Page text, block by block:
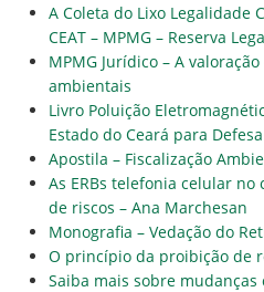
A Coleta do Lixo Legalidade
CEAT – MPMG – Reserva
MPMG Jurídico – A
ambientais
Livro Poluição
Estado do Ceará para
Apostila – Fiscalização
As ERBs telefonia celular
de riscos – Ana Marchesan
Monografia – Vedação do
O princípio da proibição de
Saiba mais sobre mudanças